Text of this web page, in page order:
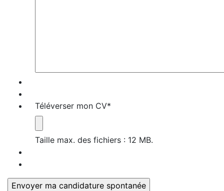
Téléverser mon CV*
Taille max. des fichiers : 12 MB.